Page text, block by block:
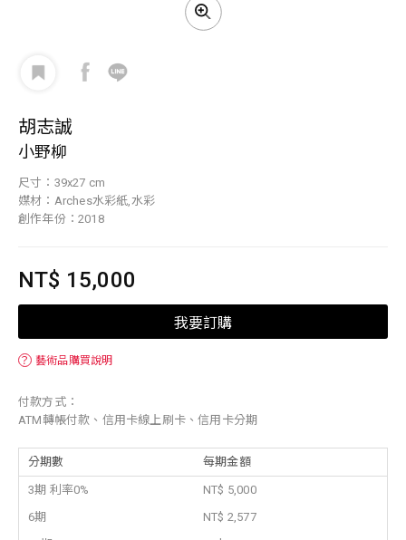
胡志誠
小野柳
尺寸：39x27 cm
媒材：Arches水彩紙,水彩
創作年份：2018
NT$ 15,000
我要訂購
？ 藝術品購買說明
付款方式：
ATM轉帳付款、信用卡線上刷卡、信用卡分期
分期數 每期金額
3期 利率0%
NT$ 5,000
6期
NT$ 2,577